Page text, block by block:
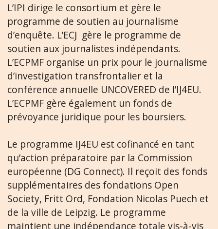
L’IPI dirige le consortium et gère le
programme de soutien au journalisme
d’enquête. L’ECJ gère le programme de
soutien aux journalistes indépendants.
L’ECPMF organise un prix pour le journalisme
d’investigation transfrontalier et la
conférence annuelle UNCOVERED de l’IJ4EU.
L’ECPMF gère également un fonds de
prévoyance juridique pour les boursiers.
Le programme IJ4EU est cofinancé en tant
qu’action préparatoire par la Commission
européenne (DG Connect). Il reçoit des fonds
supplémentaires des fondations Open
Society, Fritt Ord, Fondation Nicolas Puech et
de la ville de Leipzig. Le programme
maintient une indépendance totale vis-à-vis